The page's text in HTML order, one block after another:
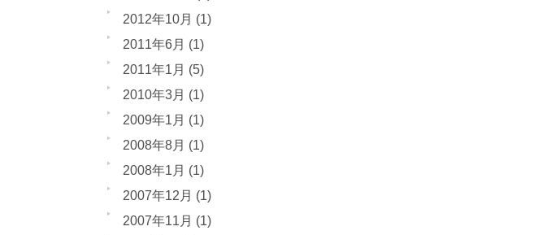
2012年10月 (1)
2011年6月 (1)
2011年1月 (5)
2010年3月 (1)
2009年1月 (1)
2008年8月 (1)
2008年1月 (1)
2007年12月 (1)
2007年11月 (1)